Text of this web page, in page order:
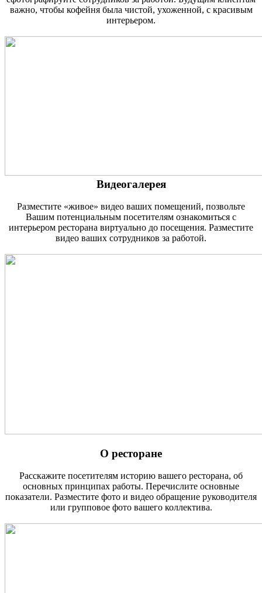
важно, чтобы кофейня была чистой, ухоженной, с красивым
интерьером.
Видеогалерея
Разместите «живое» видео ваших помещений, позвольте
Вашим потенциальным посетителям ознакомиться с
интерьером ресторана виртуально до посещения. Разместите
видео ваших сотрудников за работой.
О ресторане
Расскажите посетителям историю вашего ресторана, об
основных принципах работы. Перечислите основные
показатели. Разместите фото и видео обращение руководителя
или групповое фото вашего коллектива.